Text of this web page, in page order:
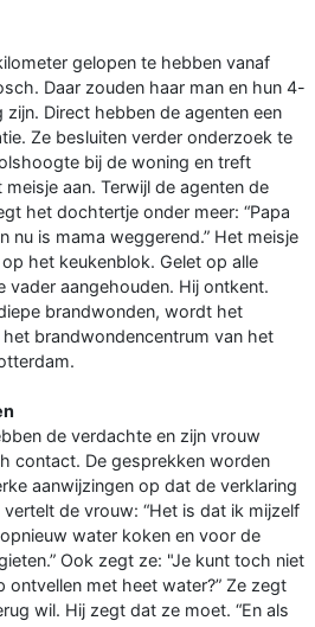
gelopen te hebben vanaf
Daar zouden haar man en hun 4-
Direct hebben de agenten een
Ze besluiten verder onderzoek te
bij de woning en treft
aan. Terwijl de agenten de
het dochtertje onder meer: “Papa
nu is mama weggerend.” Het meisje
het keukenblok. Gelet op alle
aangehouden. Hij ontkent.
brandwonden, wordt het
brandwondencentrum van het
de verdachte en zijn vrouw
contact. De gesprekken worden
aanwijzingen op dat de verklaring
de vrouw: “Het is dat ik mijzelf
water koken en voor de
Ook zegt ze: "Je kunt toch niet
ontvellen met heet water?” Ze zegt
wil. Hij zegt dat ze moet. “En als